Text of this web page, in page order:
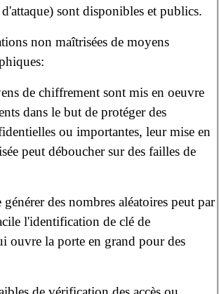
sont disponibles et publics.
non maîtrisées de moyens
de chiffrement sont mis en oeuvre
dans le but de protéger des
ou importantes, leur mise en
peut déboucher sur des failles de
des nombres aléatoires peut par
l'identification de clé de
ouvre la porte en grand pour des